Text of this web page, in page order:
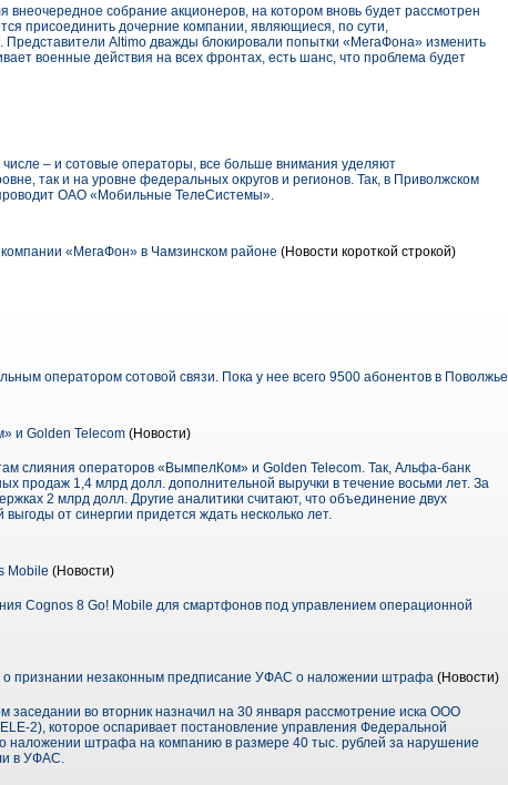
собрание акционеров, на котором вновь будет рассмотрен
присоединить дочерние компании, являющиеся, по сути,
Altimo дважды блокировали попытки «МегаФона» изменить
военные действия на всех фронтах, есть шанс, что проблема будет
– и сотовые операторы, все больше внимания уделяют
так и на уровне федеральных округов и регионов. Так, в Приволжском
ОАО «Мобильные ТелеСистемы».
«МегаФон» в Чамзинском районе (Новости короткой строкой)
оператором сотовой связи. Пока у нее всего 9500 абонентов в Поволжье
и Golden Telecom (Новости)
слияния операторов «ВымпелКом» и Golden Telecom. Так, Альфа-банк
продаж 1,4 млрд долл. дополнительной выручки в течение восьми лет. За
2 млрд долл. Другие аналитики считают, что объединение двух
от синергии придется ждать несколько лет.
Mobile (Новости)
Cognos 8 Go! Mobile для смартфонов под управлением операционной
о признании незаконным предписание УФАС о наложении штрафа (Новости)
во вторник назначил на 30 января рассмотрение иска ООО
2), которое оспаривает постановление управления Федеральной
штрафа на компанию в размере 40 тыс. рублей за нарушение
в УФАС.